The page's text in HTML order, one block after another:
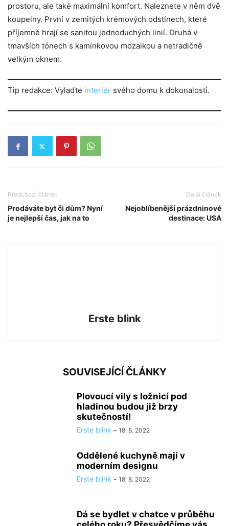
prostoru, ale také maximální komfort. Naleznete v něm dvě
koupelny. První v zemitých krémových odstínech, které
příjemně hrají se sanitou jednoduchých linií. Druhá v
tmavších tónech s kamínkovou mozaikou a netradičně
velkým oknem.
Tip redakce: Vylaďte interiér svého domu k dokonalosti.
Předchozí článek
Prodáváte byt či dům? Nyní
je nejlepší čas, jak na to
Další článek
Nejoblíbenější prázdninové
destinace: USA
Erste blink
SOUVISEJÍCÍ ČLÁNKY
Plovoucí vily s ložnicí pod
hladinou budou již brzy
skutečností!
Erste blink - 18. 8. 2022
Oddělené kuchyně mají v
moderním designu
Erste blink - 18. 8. 2022
Dá se bydlet v chatce v průběhu
cookies
odmítnete,
funkce z
webu zmizí.
Marketing
Sdílením svých
zájmů a chování
našich stránek
personalizovaného
obsahu a nabídek.